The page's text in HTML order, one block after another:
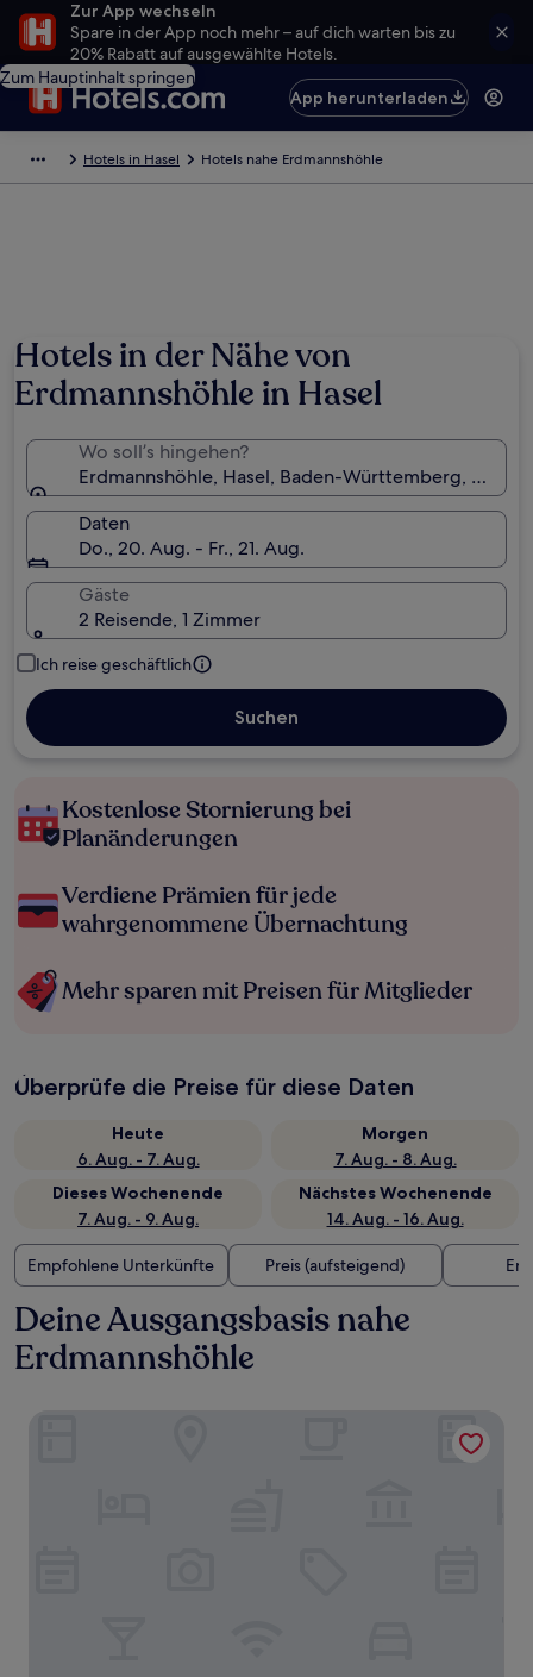
Zur App wechseln
Spare in der App noch mehr – auf dich warten bis zu
20% Rabatt auf ausgewählte Hotels.
Zum Hauptinhalt springen
App herunterladen
Hotels in Hasel Hotels nahe Erdmannshöhle
Hotels in der Nähe von
Erdmannshöhle in Hasel
Wo soll’s hingehen?
Erdmannshöhle, Hasel, Baden-Württemberg,
Daten
Do., 20. Aug. - Fr., 21. Aug.
Gäste
2 Reisende, 1 Zimmer
Ich reise geschäftlich
Suchen
Kostenlose Stornierung bei
Planänderungen
Verdiene Prämien für jede
wahrgenommene Übernachtung
Mehr sparen mit Preisen für Mitglieder
Überprüfe die Preise für diese Daten
Heute
6. Aug. - 7. Aug.
Morgen
7. Aug. - 8. Aug.
Dieses Wochenende
7. Aug. - 9. Aug.
Nächstes Wochenende
14. Aug. - 16. Aug.
Empfohlene Unterkünfte Preis (aufsteigend)
Deine Ausgangsbasis nahe
Erdmannshöhle